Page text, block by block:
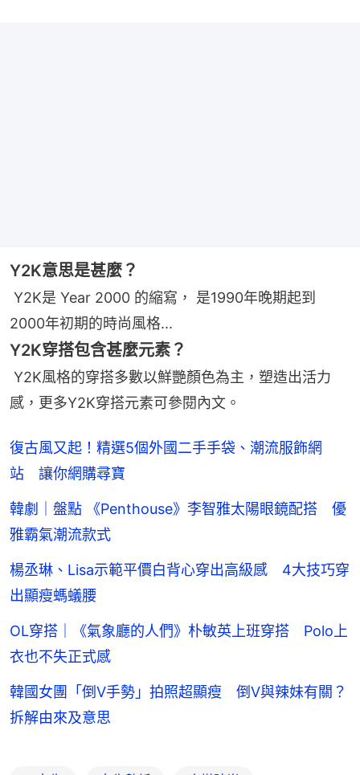
Y2K意思是甚麼？
Y2K是 Year 2000 的縮寫， 是1990年晚期起到
2000年初期的時尚風格...
Y2K穿搭包含甚麼元素？
Y2K風格的穿搭多數以鮮艷顏色為主，塑造出活力
感，更多Y2K穿搭元素可參閱內文 。
復古風又起！精選5個外國二手手袋、潮流服飾網
站 讓你網購尋寶
韓劇｜盤點 《Penthouse》李智雅太陽眼鏡配搭 優
雅霸氣潮流款式
楊丞琳、Lisa示範平價白背心穿出高級感 4大技巧穿
出顯瘦螞蟻腰
OL穿搭｜《氣象廳的人們》朴敏英上班穿搭 Polo上
衣也不失正式感
韓國女團「倒V手勢」拍照超顯瘦 倒V與辣妹有關？
拆解由來及意思